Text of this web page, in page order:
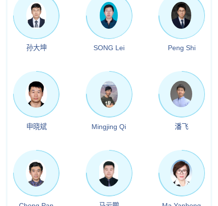
孙大坤 SONG Lei Peng Shi
申晓斌 Mingjing Qi 潘飞